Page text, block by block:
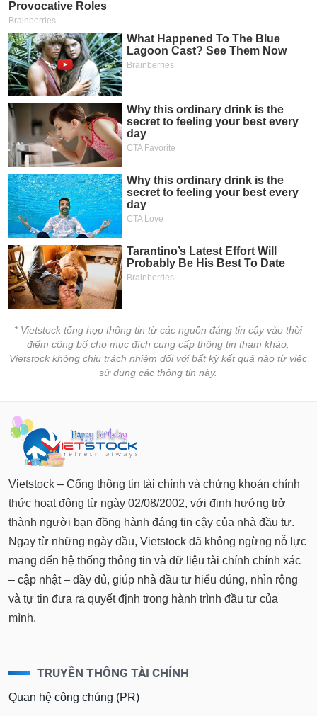
* Vietstock tổng hợp thông tin từ các nguồn đáng tin cậy vào thời
điểm công bố cho mục đích cung cấp thông tin tham khảo.
Vietstock không chịu trách nhiệm đối với bất kỳ kết quả nào từ việc
sử dụng các thông tin này.
Vietstock – Cổng thông tin tài chính và chứng khoán chính
thức hoạt động từ ngày 02/08/2002, với định hướng trở
thành người bạn đồng hành đáng tin cậy của nhà đầu tư.
Ngay từ những ngày đầu, Vietstock đã không ngừng nỗ lực
mang đến hệ thống thông tin và dữ liệu tài chính chính xác
– cập nhật – đầy đủ, giúp nhà đầu tư hiểu đúng, nhìn rộng
và tự tin đưa ra quyết định trong hành trình đầu tư của
mình.
TRUYỀN THÔNG TÀI CHÍNH
Quan hệ công chúng (PR)